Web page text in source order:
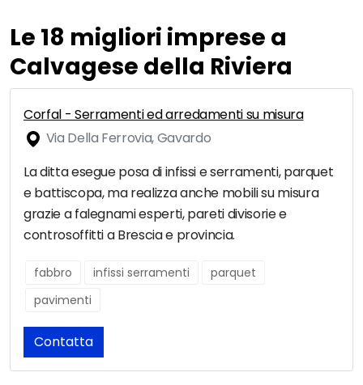
Le 18 migliori imprese a
Calvagese della Riviera
Corfal - Serramenti ed arredamenti su misura
Via Della Ferrovia, Gavardo
La ditta esegue posa di infissi e serramenti, parquet
e battiscopa, ma realizza anche mobili su misura
grazie a falegnami esperti, pareti divisorie e
controsoffitti a Brescia e provincia.
fabbro infissi serramenti
parquet
pavimenti
Contatta